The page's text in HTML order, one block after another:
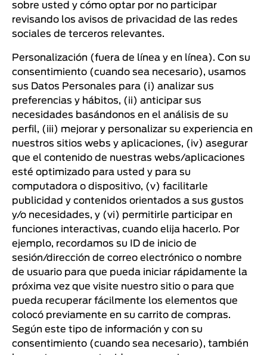
sobre usted y cómo optar por no participar
revisando los avisos de privacidad de las redes
sociales de terceros relevantes.
Personalización (fuera de línea y en línea). Con su
consentimiento (cuando sea necesario), usamos
sus Datos Personales para (i) analizar sus
preferencias y hábitos, (ii) anticipar sus
necesidades basándonos en el análisis de su
perfil, (iii) mejorar y personalizar su experiencia en
nuestros sitios webs y aplicaciones, (iv) asegurar
que el contenido de nuestras webs/aplicaciones
esté optimizado para usted y para su
computadora o dispositivo, (v) facilitarle
publicidad y contenidos orientados a sus gustos
y/o necesidades, y (vi) permitirle participar en
funciones interactivas, cuando elija hacerlo. Por
ejemplo, recordamos su ID de inicio de
sesión/dirección de correo electrónico o nombre
de usuario para que pueda iniciar rápidamente la
próxima vez que visite nuestro sitio o para que
pueda recuperar fácilmente los elementos que
colocó previamente en su carrito de compras.
Según este tipo de información y con su
consentimiento (cuando sea necesario), también